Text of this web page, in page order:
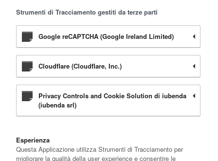
Strumenti di Tracciamento gestiti da terze parti
Google reCAPTCHA (Google Ireland Limited)
Cloudflare (Cloudflare, Inc.)
Privacy Controls and Cookie Solution di iubenda
(iubenda srl)
Esperienza
Questa Applicazione utilizza Strumenti di Tracciamento per
migliorare la qualità della user experience e consentire le